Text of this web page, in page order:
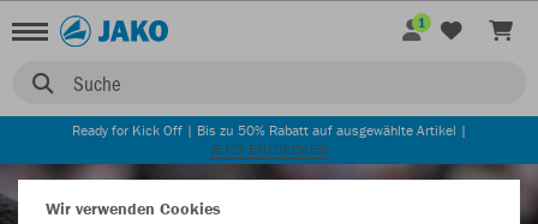
Suche
1
Ready for Kick Off | Bis zu 50% Rabatt auf ausgewählte Artikel |
JETZT ENTDECKEN
Wir verwenden Cookies